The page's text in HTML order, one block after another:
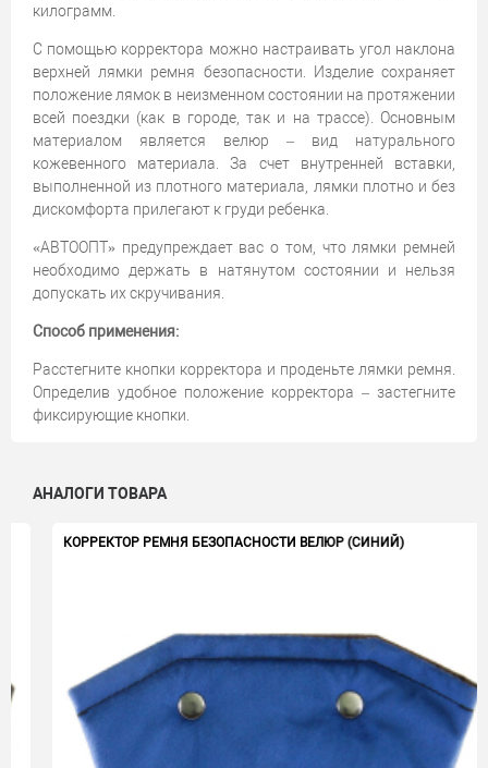
килограмм.
С помощью корректора можно настраивать угол наклона
верхней лямки ремня безопасности. Изделие сохраняет
положение лямок в неизменном состоянии на протяжении
всей поездки (как в городе, так и на трассе). Основным
материалом является велюр – вид натурального
кожевенного материала. За счет внутренней вставки,
выполненной из плотного материала, лямки плотно и без
дискомфорта прилегают к груди ребенка.
«АВТООПТ» предупреждает вас о том, что лямки ремней
необходимо держать в натянутом состоянии и нельзя
допускать их скручивания.
Способ применения:
Расстегните кнопки корректора и проденьте лямки ремня.
Определив удобное положение корректора – застегните
фиксирующие кнопки.
АНАЛОГИ ТОВАРА
КОРРЕКТОР РЕМНЯ БЕЗОПАСНОСТИ ВЕЛЮР (СИНИЙ)